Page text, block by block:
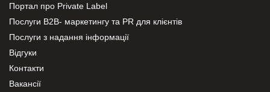
Портал про Private Label
Послуги В2В- маркетингу та PR для клієнтів
Послуги з надання інформації
Відгуки
Контакти
Вакансії